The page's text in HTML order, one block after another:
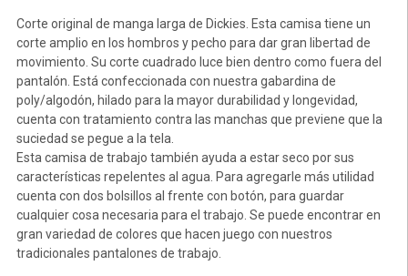
Corte original de manga larga de Dickies. Esta camisa tiene un
corte amplio en los hombros y pecho para dar gran libertad de
movimiento. Su corte cuadrado luce bien dentro como fuera del
pantalón. Está confeccionada con nuestra gabardina de
poly/algodón, hilado para la mayor durabilidad y longevidad,
cuenta con tratamiento contra las manchas que previene que la
suciedad se pegue a la tela.
Esta camisa de trabajo también ayuda a estar seco por sus
características repelentes al agua. Para agregarle más utilidad
cuenta con dos bolsillos al frente con botón, para guardar
cualquier cosa necesaria para el trabajo. Se puede encontrar en
gran variedad de colores que hacen juego con nuestros
tradicionales pantalones de trabajo.